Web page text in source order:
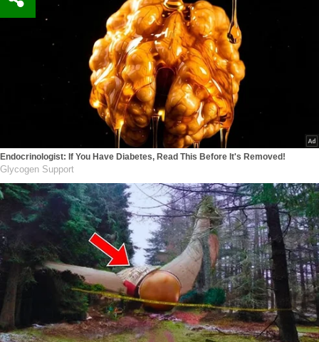
Endocrinologist: If You Have Diabetes, Read This Before It's Removed!
Glycogen Support